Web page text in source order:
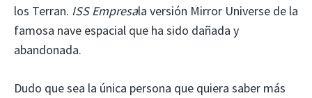
los Terran. ISS Empresala versión Mirror Universe de la
famosa nave espacial que ha sido dañada y
abandonada.
Dudo que sea la única persona que quiera saber más